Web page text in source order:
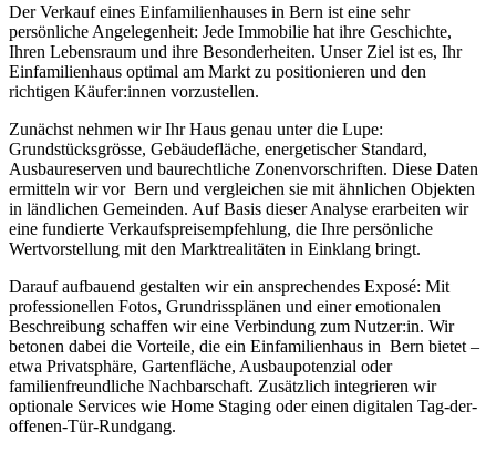
Der Verkauf eines Einfamilienhauses in Bern ist eine sehr
persönliche Angelegenheit: Jede Immobilie hat ihre Geschichte,
Ihren Lebensraum und ihre Besonderheiten. Unser Ziel ist es, Ihr
Einfamilienhaus optimal am Markt zu positionieren und den
richtigen Käufer:innen vorzustellen.
Zunächst nehmen wir Ihr Haus genau unter die Lupe:
Grundstücksgrösse, Gebäudefläche, energetischer Standard,
Ausbaureserven und baurechtliche Zonenvorschriften. Diese Daten
ermitteln wir vor Bern und vergleichen sie mit ähnlichen Objekten
in ländlichen Gemeinden. Auf Basis dieser Analyse erarbeiten wir
eine fundierte Verkaufspreisempfehlung, die Ihre persönliche
Wertvorstellung mit den Marktrealitäten in Einklang bringt.
Darauf aufbauend gestalten wir ein ansprechendes Exposé: Mit
professionellen Fotos, Grundrissplänen und einer emotionalen
Beschreibung schaffen wir eine Verbindung zum Nutzer:in. Wir
betonen dabei die Vorteile, die ein Einfamilienhaus in Bern bietet –
etwa Privatsphäre, Gartenfläche, Ausbaupotenzial oder
familienfreundliche Nachbarschaft. Zusätzlich integrieren wir
optionale Services wie Home Staging oder einen digitalen Tag-der-
offenen-Tür-Rundgang.